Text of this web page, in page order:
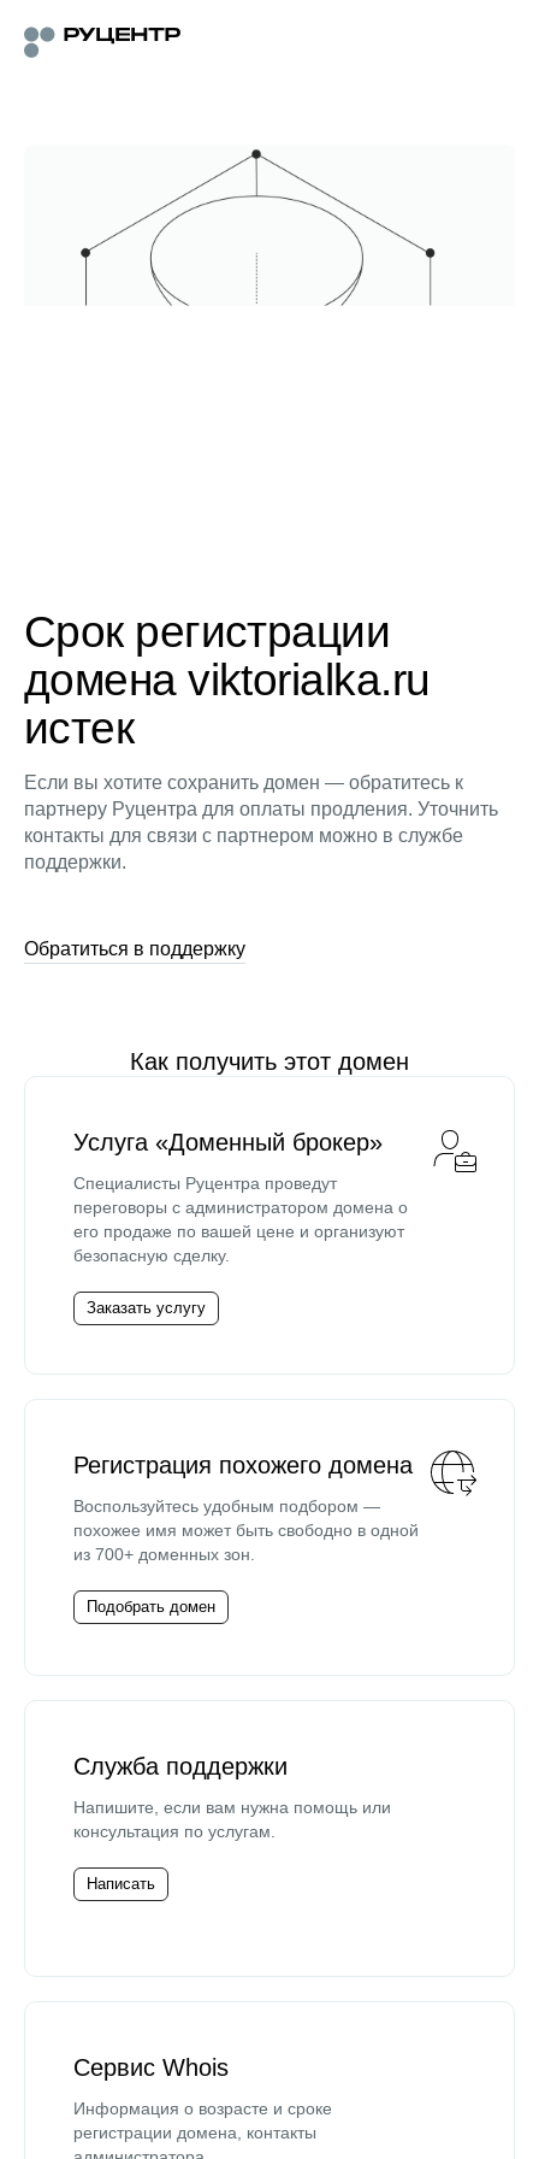
Срок регистрации
домена viktorialka.ru
истек
Если вы хотите сохранить домен — обратитесь к
партнеру Руцентра для оплаты продления. Уточнить
контакты для связи с партнером можно в службе
поддержки.
Обратиться в поддержку
Как получить этот домен
Услуга «Доменный брокер»
Специалисты Руцентра проведут
переговоры с администратором домена о
его продаже по вашей цене и организуют
безопасную сделку.
Заказать услугу
Регистрация похожего домена
Воспользуйтесь удобным подбором —
похожее имя может быть свободно в одной
из 700+ доменных зон.
Подобрать домен
Служба поддержки
Напишите, если вам нужна помощь или
консультация по услугам.
Написать
Сервис Whois
Информация о возрасте и сроке
регистрации домена, контакты